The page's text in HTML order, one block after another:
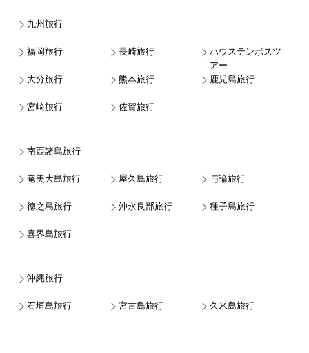
九州旅行
福岡旅行 長崎旅行
ハウステンボスツ
アー
大分旅行
熊本旅行 鹿児島旅行
宮崎旅行 佐賀旅行
南西諸島旅行
奄美大島旅行 屋久島旅行 与論旅行
徳之島旅行 沖永良部旅行 種子島旅行
喜界島旅行
沖縄旅行
石垣島旅行 宮古島旅行 久米島旅行